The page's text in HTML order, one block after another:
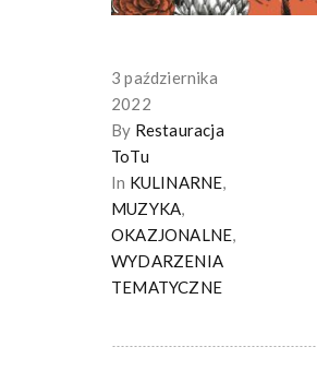
3 października
2022
By Restauracja
ToTu
In KULINARNE,
MUZYKA,
OKAZJONALNE,
WYDARZENIA
TEMATYCZNE